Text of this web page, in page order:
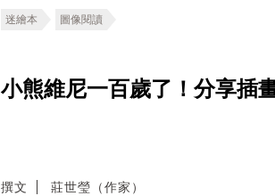
迷繪本 圖像閱讀
小熊維尼一百歲了！分享插
撰文 莊世瑩（作家）